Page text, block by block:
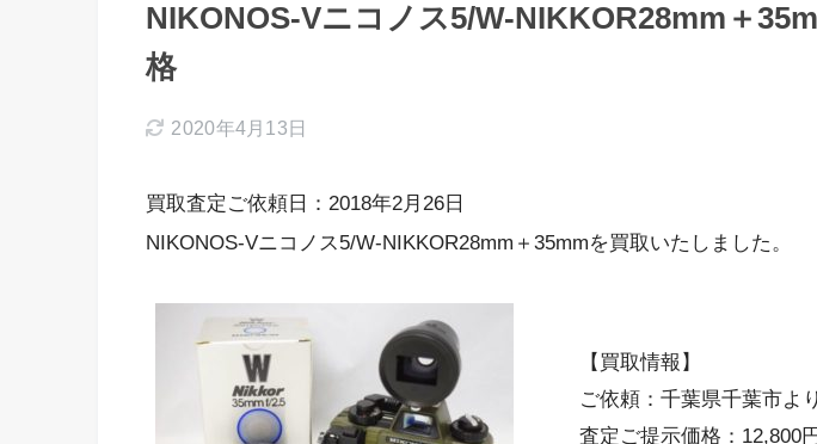
NIKONOS-Vニコノス5/W-NIKKOR28mm＋
格
2020年4月13日
買取査定ご依頼日：2018年2月26日
NIKONOS-Vニコノス5/W-NIKKOR28mm＋35mmを買取いたしました。
【買取情報】
ご依頼：千葉県千葉市より
査定ご提示価格：12,800円